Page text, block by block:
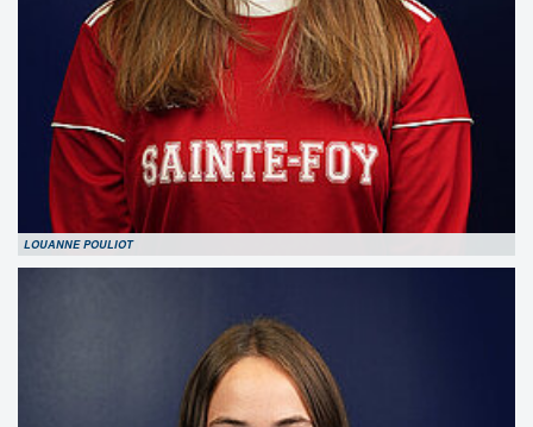
LOUANNE POULIOT